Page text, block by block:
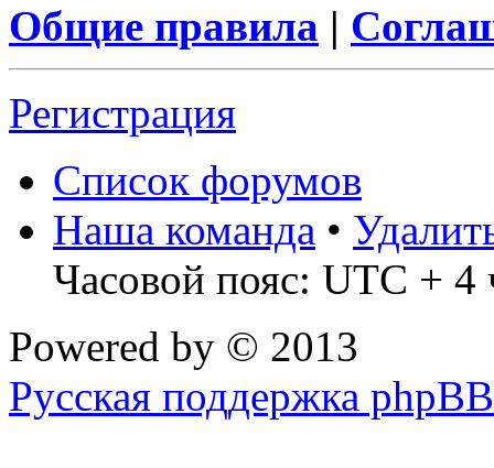
Общие правила |
Регистрация
Список форумов
Наша команда •
Часовой пояс: UTC + 4
Powered by © 2013
Русская поддержка phpBB